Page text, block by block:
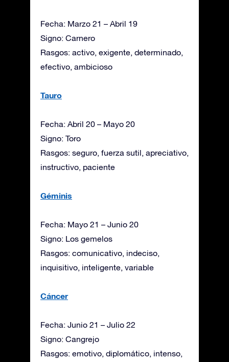
Fecha: Marzo 21 – Abril 19
Signo: Carnero
Rasgos: activo, exigente, determinado,
efectivo, ambicioso
Tauro
Fecha: Abril 20 – Mayo 20
Signo: Toro
Rasgos: seguro, fuerza sutil, apreciativo,
instructivo, paciente
Géminis
Fecha: Mayo 21 – Junio 20
Signo: Los gemelos
Rasgos: comunicativo, indeciso,
inquisitivo, inteligente, variable
Cáncer
Fecha: Junio 21 – Julio 22
Signo: Cangrejo
Rasgos: emotivo, diplomático, intenso,